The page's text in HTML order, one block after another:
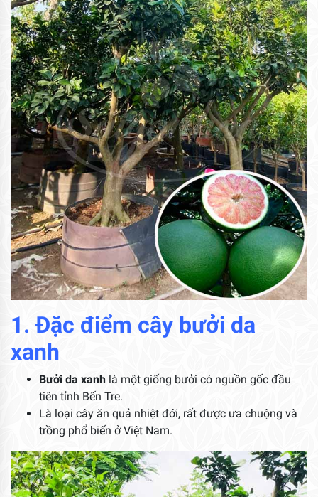
1. Đặc điểm cây bưởi da
xanh
Bưởi da xanh là một giống bưởi có nguồn gốc đầu
tiên tỉnh Bến Tre.
Là loại cây ăn quả nhiệt đới, rất được ưa chuộng và
trồng phổ biến ở Việt Nam.